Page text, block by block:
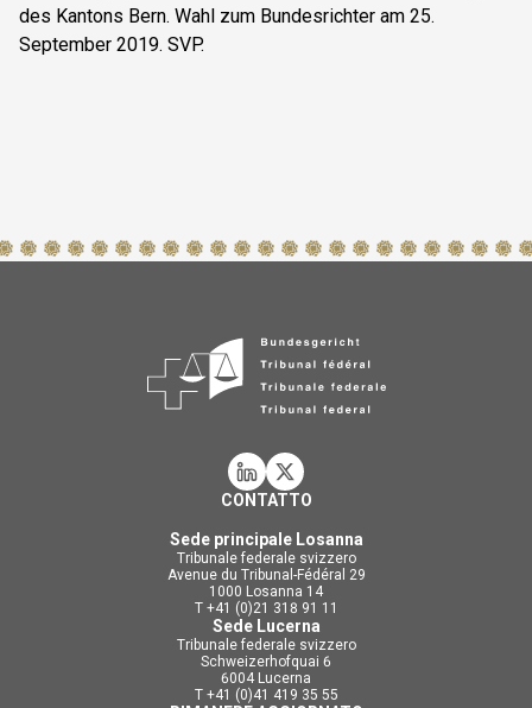
des Kantons Bern. Wahl zum Bundesrichter am 25.
September 2019. SVP.
CONTATTO
Sede principale Losanna
Tribunale federale svizzero
Avenue du Tribunal-Fédéral 29
1000 Losanna 14
T +41 (0)21 318 91 11
Sede Lucerna
Tribunale federale svizzero
Schweizerhofquai 6
6004 Lucerna
T +41 (0)41 419 35 55